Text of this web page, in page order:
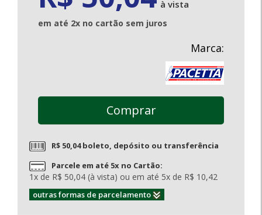
à vista
em até 2x no cartão sem juros
Marca:
Comprar
R$ 50,04 boleto, depósito ou transferência
Parcele em até 5x no Cartão:
1x de R$ 50,04 (à vista) ou em até 5x de R$ 10,42
outras formas de parcelamento